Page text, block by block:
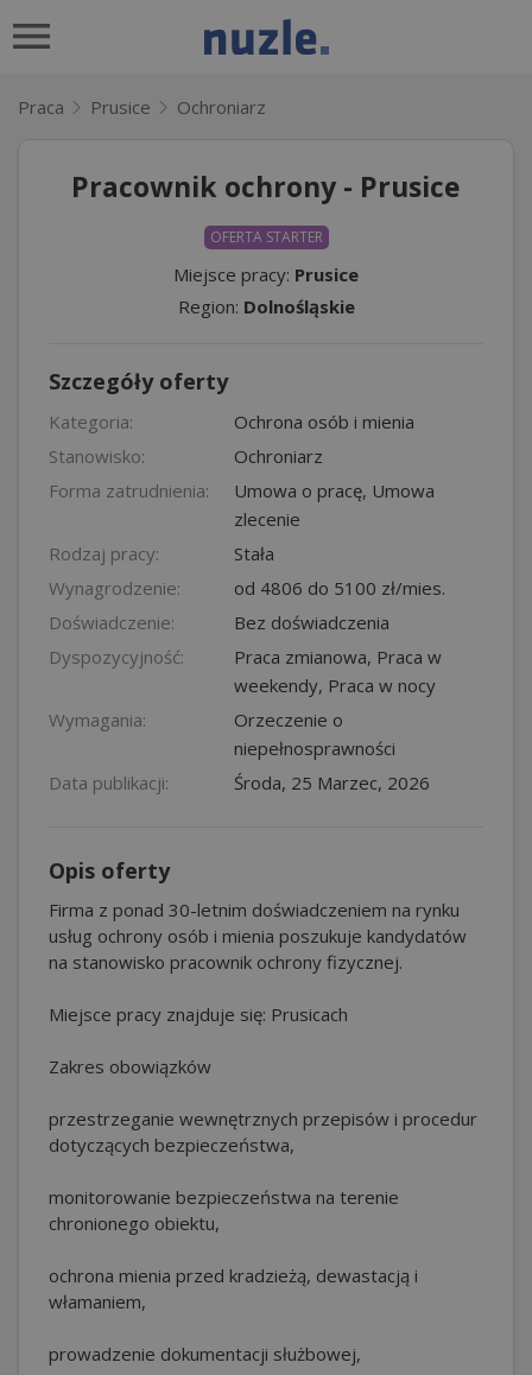
Praca Prusice Ochroniarz
Pracownik ochrony - Prusice
OFERTA STARTER
Miejsce pracy: Prusice
Region: Dolnośląskie
Szczegóły oferty
Kategoria:
Ochrona osób i mienia
Stanowisko:
Ochroniarz
Forma zatrudnienia:
Umowa o pracę, Umowa
zlecenie
Rodzaj pracy:
Stała
Wynagrodzenie:
od 4806 do 5100 zł/mies.
Doświadczenie:
Bez doświadczenia
Dyspozycyjność:
Praca zmianowa, Praca w
weekendy, Praca w nocy
Wymagania:
Orzeczenie o
niepełnosprawności
Data publikacji:
Środa, 25 Marzec, 2026
Opis oferty
Firma z ponad 30-letnim doświadczeniem na rynku
usług ochrony osób i mienia poszukuje kandydatów
na stanowisko pracownik ochrony fizycznej.
Miejsce pracy znajduje się: Prusicach
Zakres obowiązków
przestrzeganie wewnętrznych przepisów i procedur
dotyczących bezpieczeństwa,
monitorowanie bezpieczeństwa na terenie
chronionego obiektu,
ochrona mienia przed kradzieżą, dewastacją i
włamaniem,
prowadzenie dokumentacji służbowej,